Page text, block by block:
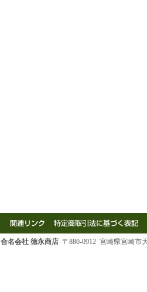
合名会社 徳永商店〒880-0912 宮崎県宮崎市